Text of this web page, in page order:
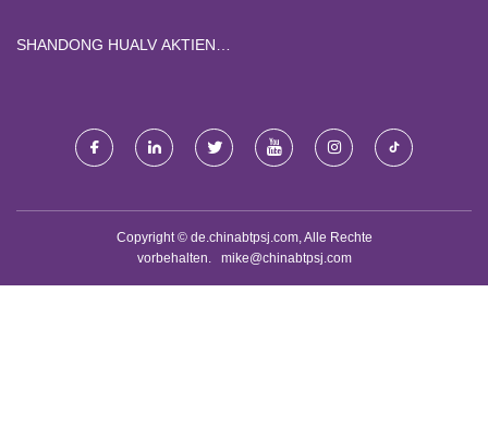
SHANDONG HUALV AKTIEN
Copyright © de.chinabtpsj.com, Alle Rechte
vorbehalten. mike@chinabtpsj.com